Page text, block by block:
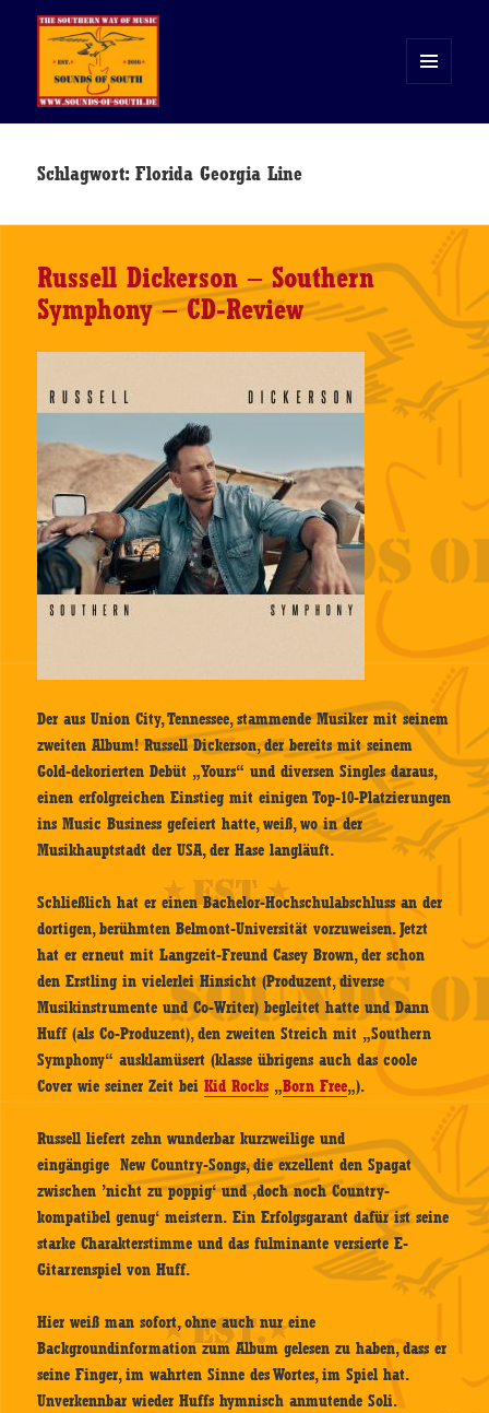
WIDGETS
Schlagwort:Florida Georgia Line
Russell Dickerson – Southern
Symphony – CD-Review
Der aus Union City, Tennessee, stammende Musiker mit seinem
zweiten Album! Russell Dickerson, der bereits mit seinem
Gold-dekorierten Debüt „Yours“ und diversen Singles daraus,
einen erfolgreichen Einstieg mit einigen Top-10-Platzierungen
ins Music Business gefeiert hatte, weiß, wo in der
Musikhauptstadt der USA, der Hase langläuft.
Schließlich hat er einen Bachelor-Hochschulabschluss an der
dortigen, berühmten Belmont-Universität vorzuweisen. Jetzt
hat er erneut mit Langzeit-Freund Casey Brown, der schon
den Erstling in vielerlei Hinsicht (Produzent, diverse
Musikinstrumente und Co-Writer) begleitet hatte und Dann
Huff (als Co-Produzent), den zweiten Streich mit „Southern
Symphony“ ausklamüsert (klasse übrigens auch das coole
Cover wie seiner Zeit beiKid Rocks „Born Free„).
Russell liefert zehn wunderbar kurzweilige und
eingängige New Country-Songs, die exzellent den Spagat
zwischen ’nicht zu poppig‘ und ‚doch noch Country-
kompatibel genug‘ meistern. Ein Erfolgsgarant dafür ist seine
starke Charakterstimme und das fulminante versierte E-
Gitarrenspiel von Huff.
Hier weiß man sofort, ohne auch nur eine
Backgroundinformation zum Album gelesen zu haben, dass er
seine Finger, im wahrten Sinne des Wortes, im Spiel hat.
Unverkennbar wieder Huffs hymnisch anmutende Soli.